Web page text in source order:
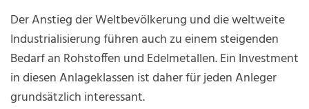
Der Anstieg der Weltbevölkerung und die weltweite
Industrialisierung führen auch zu einem steigenden
Bedarf an Rohstoffen und Edelmetallen. Ein Investment
in diesen Anlageklassen ist daher für jeden Anleger
grundsätzlich interessant.